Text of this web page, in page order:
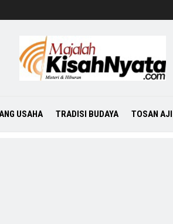
USAHA TRADISI BUDAYA TOSAN AJI